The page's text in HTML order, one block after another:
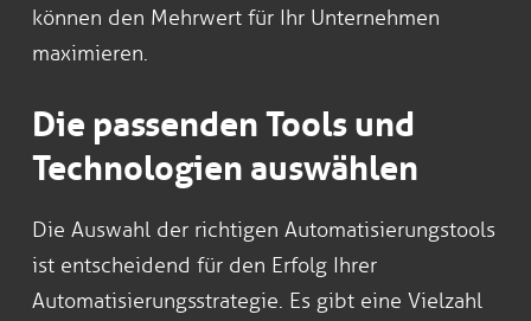
können den Mehrwert für Ihr Unternehmen
maximieren.
Die passenden Tools und
Technologien auswählen
Die Auswahl der richtigen Automatisierungstools
ist entscheidend für den Erfolg Ihrer
Automatisierungsstrategie. Es gibt eine Vielzahl